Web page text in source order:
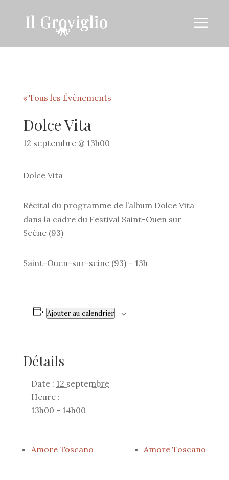
« Tous les Évènements
Dolce Vita
12 septembre @ 13h00
Dolce Vita
Récital du programme de l’album Dolce Vita
dans la cadre du Festival Saint-Ouen sur
Scène (93)
Saint-Ouen-sur-seine (93) – 13h
Ajouter au calendrier
Détails
Date : 12 septembre
Heure :
13h00 - 14h00
Amore Toscano Amore Toscano